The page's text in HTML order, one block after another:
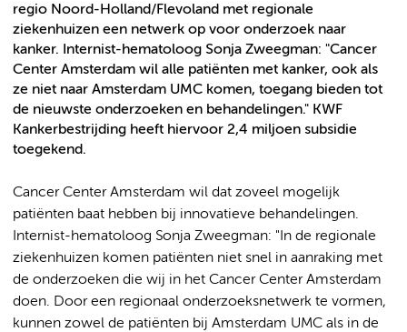
regio Noord-Holland/Flevoland met regionale
ziekenhuizen een netwerk op voor onderzoek naar
kanker. Internist-hematoloog Sonja Zweegman: "Cancer
Center Amsterdam wil alle patiënten met kanker, ook als
ze niet naar Amsterdam UMC komen, toegang bieden tot
de nieuwste onderzoeken en behandelingen." KWF
Kankerbestrijding heeft hiervoor 2,4 miljoen subsidie
toegekend.
Cancer Center Amsterdam wil dat zoveel mogelijk
patiënten baat hebben bij innovatieve behandelingen.
Internist-hematoloog Sonja Zweegman: "In de regionale
ziekenhuizen komen patiënten niet snel in aanraking met
de onderzoeken die wij in het Cancer Center Amsterdam
doen. Door een regionaal onderzoeksnetwerk te vormen,
kunnen zowel de patiënten bij Amsterdam UMC als in de